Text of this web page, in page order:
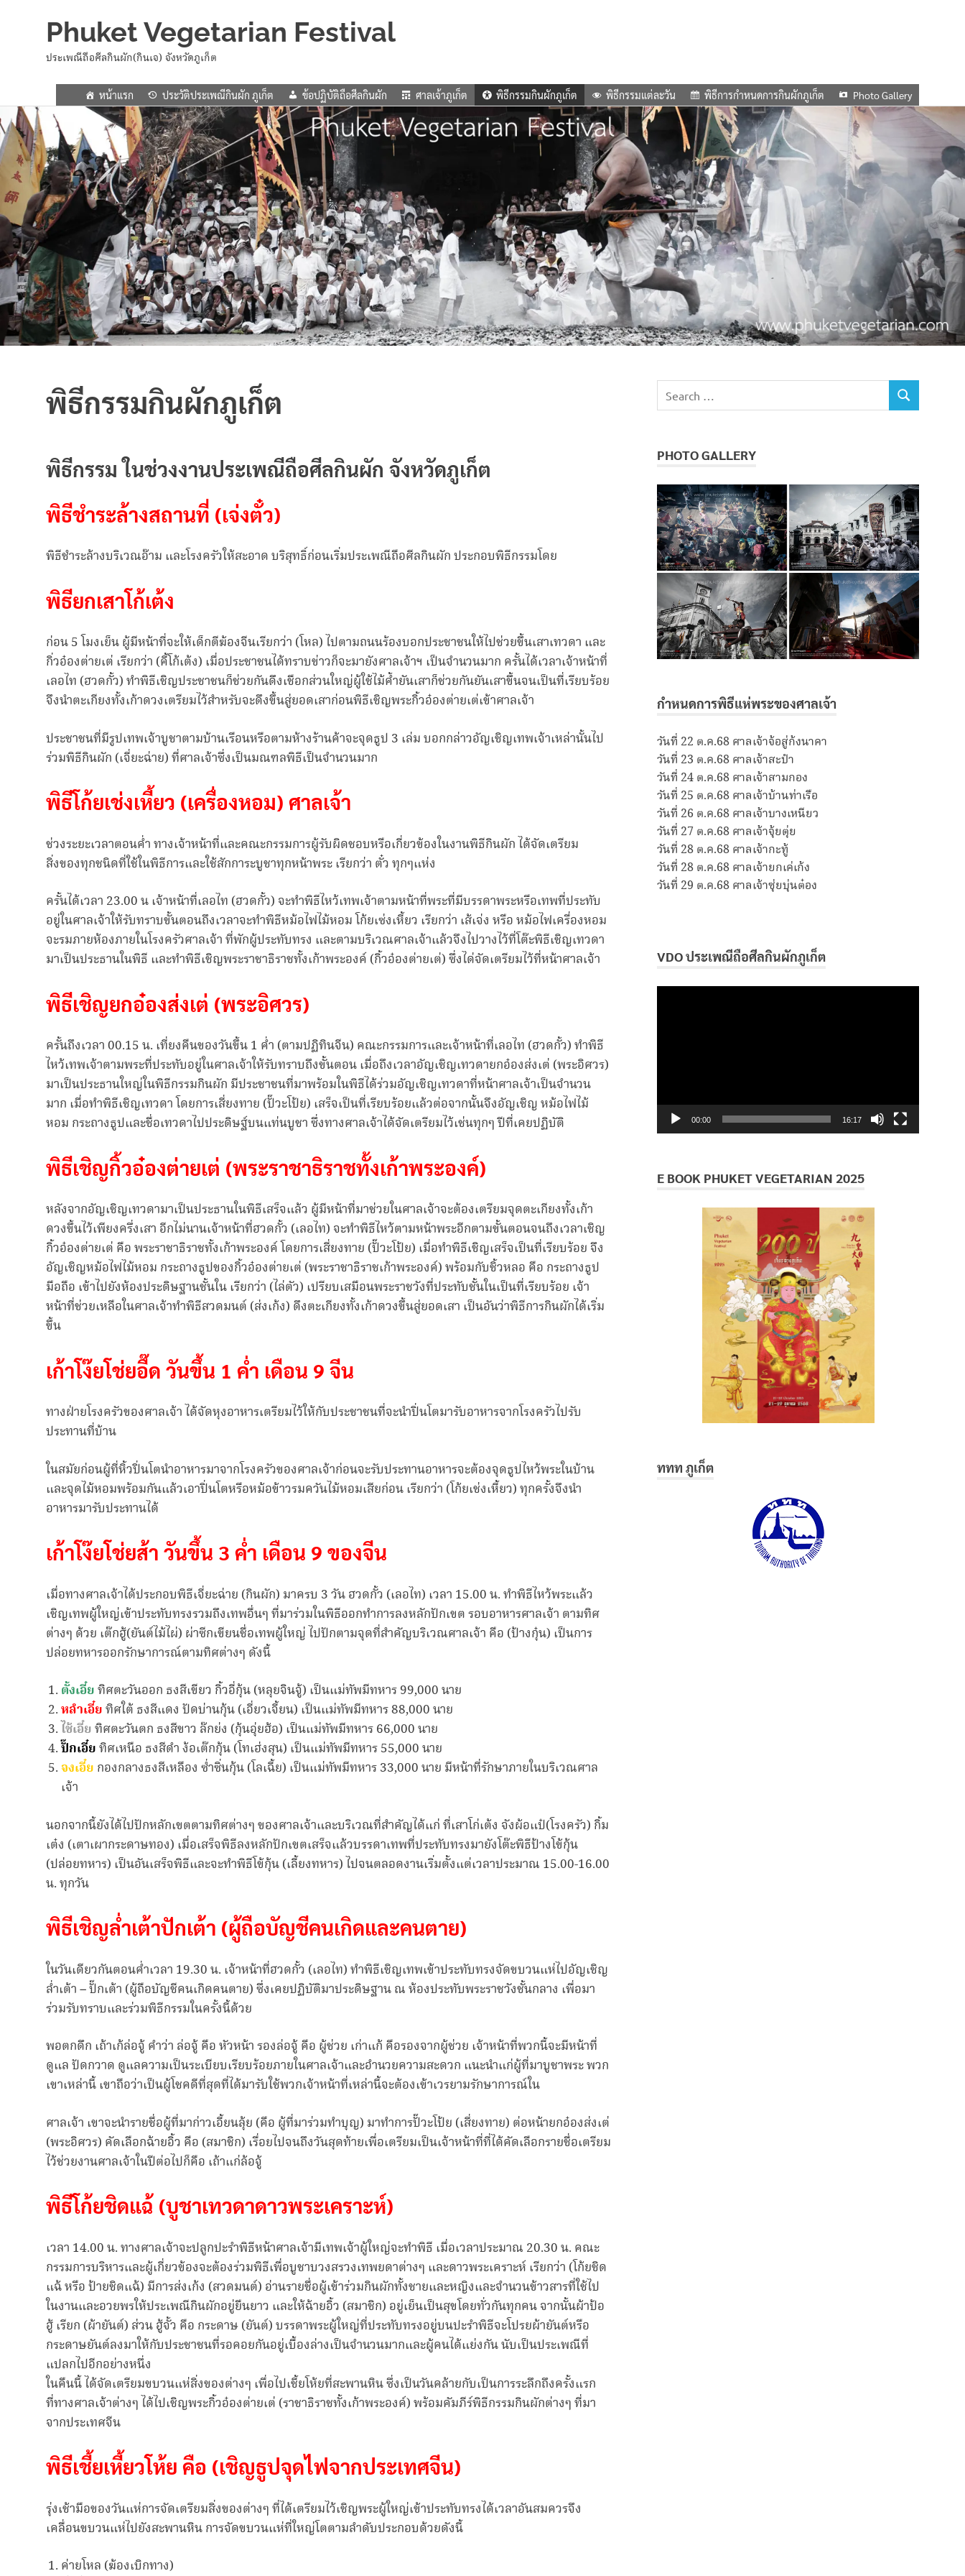
Skip
to
content
Phuket Vegetarian Festival
ประเพณีถือศีลกินผัก(กินเจ) จังหวัดภูเก็ต
หน้าแรก ประวัติประเพณีกินผัก ภูเก็ต ข้อปฏิบัติถือศีลกินผัก ศาลเจ้าภูเก็ต พิธีกรรมกินผักภูเก็ต พิธีกรรมแต่ละวัน พิธีการกำหนดการกินผักภูเก็ต Photo Gallery
พิธีกรรมกินผักภูเก็ต
พิธีกรรม ในช่วงงานประเพณีถือศีลกินผัก จังหวัดภูเก็ต
พิธีชำระล้างสถานที่ (เจ่งตั๋ว)
พิธีชำระล้างบริเวณอ๊าม และโรงครัวให้สะอาด บริสุทธิ์ก่อนเริ่มประเพณีถือศีลกินผัก ประกอบพิธีกรรมโดย
พิธียกเสาโก้เต้ง
ก่อน 5 โมงเย็น ผู้มีหน้าที่จะให้เด็กตีฆ้องจีนเรียกว่า (โหล) ไปตามถนนร้องบอกประชาชนให้ไปช่วยขึ้นเสาเทวดา และ
กิ่วอ๋องต่ายเต่ เรียกว่า (คี้โก้เต้ง) เมื่อประชาชนได้ทราบข่าวก็จะมายังศาลเจ้าฯ เป็นจำนวนมาก ครั้นได้เวลาเจ้าหน้าที่
เลอไท (ฮวดกั้ว) ทำพิธีเชิญประชาชนก็ช่วยกันดึงเชือกส่วนใหญ่ผู้ใช้ไม้ค้ำยันเสาก็ช่วยกันยันเสาขึ้นจนเป็นที่เรียบร้อย
จึงนำตะเกียงทั้งเก้าดวงเตรียมไว้สำหรับจะดึงขึ้นสู่ยอดเสาก่อนพิธีเชิญพระกิ้วอ๋องต่ายเต่เข้าศาลเจ้า
ประชาชนที่มีรูปเทพเจ้าบูชาตามบ้านเรือนหรือตามห้างร้านค้าจะจุดธูป 3 เล่ม บอกกล่าวอัญเชิญเทพเจ้าเหล่านั้นไป
ร่วมพิธีกินผัก (เจี่ยะฉ่าย) ที่ศาลเจ้าซึ่งเป็นมณฑลพิธีเป็นจำนวนมาก
พิธีโก้ยเช่งเหี้ยว (เครื่องหอม) ศาลเจ้า
ช่วงระยะเวลาตอนค่ำ ทางเจ้าหน้าที่และคณะกรรมการผู้รับผิดชอบหรือเกี่ยวข้องในงานพิธีกินผัก ได้จัดเตรียม
สิ่งของทุกชนิดที่ใช้ในพิธีการและใช้สักการะบูชาทุกหน้าพระ เรียกว่า ตั๋ว ทุกๆแห่ง
ครั้นได้เวลา 23.00 น เจ้าหน้าที่เลอไท (ฮวดกั้ว) จะทำพิธีไหว้เทพเจ้าตามหน้าที่พระที่มีบรรดาพระหรือเทพที่ประทับ
อยู่ในศาลเจ้าให้รับทราบขั้นตอนถึงเวลาจะทำพิธีหม้อไฟไม้หอม โก้ยเซ่งเหี้ยว เรียกว่า เส้เจ่ง หรือ หม้อไฟเครื่องหอม
จะรมภายห้องภายในโรงครัวศาลเจ้า ที่พักผู้ประทับทรง และตามบริเวณศาลเจ้าแล้วจึงไปวางไว้ที่โต๊ะพิธีเชิญเทวดา
มาเป็นประธานในพิธี และทำพิธีเชิญพระราชาธิราชทั้งเก้าพระองค์ (กิ้วอ๋องต่ายเต่) ซึ่งได่จัดเตรียมไว้ที่หน้าศาลเจ้า
พิธีเชิญยกอ๋องส่งเต่ (พระอิศวร)
ครั้นถึงเวลา 00.15 น. เที่ยงคืนของวันขึ้น 1 ค่ำ (ตามปฏิทินจีน) คณะกรรมการและเจ้าหน้าที่เลอไท (ฮวดกั้ว) ทำพิธี
ไหว้เทพเจ้าตามพระที่ประทับอยู่ในศาลเจ้าให้รับทราบถึงขั้นตอน เมื่อถึงเวลาอัญเชิญเทวดายกอ๋องส่งเต่ (พระอิศวร)
มาเป็นประธานใหญ่ในพิธีกรรมกินผัก มีประชาชนที่มาพร้อมในพิธีได้ร่วมอัญเชิญเทวดาที่หน้าศาลเจ้าเป็นจำนวน
มาก เมื่อทำพิธีเชิญเทวดา โดยการเสี่ยงทาย (ปั๊วะโป้ย) เสร็จเป็นที่เรียบร้อยแล้วต่อจากนั้นจึงอัญเชิญ หม้อไฟไม้
หอม กระถางธูปและชื่อเทวดาไปประดิษฐ์บนแท่นบูชา ซึ่งทางศาลเจ้าได้จัดเตรียมไว้เช่นทุกๆ ปีที่เคยปฏิบัติ
พิธีเชิญกิ้วอ๋องต่ายเต่ (พระราชาธิราชทั้งเก้าพระองค์)
หลังจากอัญเชิญเทวดามาเป็นประธานในพิธีเสร็จแล้ว ผู้มีหน้าที่มาช่วยในศาลเจ้าจะต้องเตรียมจุดตะเกียงทั้งเก้า
ดวงขึ้นไว้เพียงครึ่งเสา อีกไม่นานเจ้าหน้าที่ฮวดกั้ว (เลอไท) จะทำพิธีไหว้ตามหน้าพระอีกตามขั้นตอนจนถึงเวลาเชิญ
กิ้วอ๋องต่ายเต่ คือ พระราชาธิราชทั้งเก้าพระองค์ โดยการเสี่ยงทาย (ปั๊วะโป้ย) เมื่อทำพิธีเชิญเสร็จเป็นที่เรียบร้อย จึง
อัญเชิญหม้อไฟไม้หอม กระถางธูปของกิ้วอ๋องต่ายเต่ (พระราชาธิราชเก้าพระองค์) พร้อมกับชิ้วหลอ คือ กระถางธูป
มือถือ เข้าไปยังห้องประดิษฐานชั้นใน เรียกว่า (ไล่ตัว) เปรียบเสมือนพระราชวังที่ประทับชั้นในเป็นที่เรียบร้อย เจ้า
หน้าที่ช่วยเหลือในศาลเจ้าทำพิธีสวดมนต์ (ส่งเก้ง) ดึงตะเกียงทั้งเก้าดวงขึ้นสู่ยอดเสา เป็นอันว่าพิธีการกินผักได้เริ่ม
ขึ้น
เก้าโง๊ยโช่ยอื๊ด วันขึ้น 1 ค่ำ เดือน 9 จีน
ทางฝ่ายโรงครัวของศาลเจ้า ได้จัดหุงอาหารเตรียมไว้ให้กับประชาชนที่จะนำปิ่นโตมารับอาหารจากโรงครัวไปรับ
ประทานที่บ้าน
ในสมัยก่อนผู้ที่หิ้วปิ่นโตนำอาหารมาจากโรงครัวของศาลเจ้าก่อนจะรับประทานอาหารจะต้องจุดธูปไหว้พระในบ้าน
และจุดไม้หอมพร้อมกันแล้วเอาปิ่นโตหรือหม้อข้าวรมควันไม้หอมเสียก่อน เรียกว่า (โก้ยเช่งเหี้ยว) ทุกครั้งจึงนำ
อาหารมารับประทานได้
เก้าโง๊ยโช่ยส้า วันขึ้น 3 ค่ำ เดือน 9 ของจีน
เมื่อทางศาลเจ้าได้ประกอบพิธีเจี่ยะฉ่าย (กินผัก) มาครบ 3 วัน ฮวดกั้ว (เลอไท) เวลา 15.00 น. ทำพิธีไหว้พระแล้ว
เชิญเทพผู้ใหญ่เข้าประทับทรงรวมถึงเทพอื่นๆ ที่มาร่วมในพิธีออกทำการลงหลักปักเขต รอบอาหารศาลเจ้า ตามทิศ
ต่างๆ ด้วย เต๊กฮู้(ยันต์ไม้ไผ่) ผ่าซีกเขียนชื่อเทพผู้ใหญ่ ไปปักตามจุดที่สำคัญบริเวณศาลเจ้า คือ (ป้างกุ๋น) เป็นการ
ปล่อยทหารออกรักษาการณ์ตามทิศต่างๆ ดังนี้
ตั้งเอี๋ยทิศตะวันออก ธงสีเขียว กิ้วอี่กุ้น (หลุยจินจู้) เป็นแม่ทัพมีทหาร 99,000 นาย
หลำเอี๋ยทิศใต้ ธงสีแดง ปัดบ่านกุ้น (เอี่ยวเจี้ยน) เป็นแม่ทัพมีทหาร 88,000 นาย
ไช้เอี๋ยทิศตะวันตก ธงสีขาว ล๊กย่ง (กุ้นอุ่ยฮ้อ) เป็นแม่ทัพมีทหาร 66,000 นาย
ปั๊กเอี๋ยทิศเหนือ ธงสีดำ ง้อเต๊กกุ้น (โทเฮ่งสุน) เป็นแม่ทัพมีทหาร 55,000 นาย
จงเอี๋ย กองกลางธงสีเหลือง ซ่ำซิ่นกุ้น (โลเฉี้ย) เป็นแม่ทัพมีทหาร 33,000 นาย มีหน้าที่รักษาภายในบริเวณศาล
เจ้า
นอกจากนี้ยังได้ไปปักหลักเขตตามทิศต่างๆ ของศาลเจ้าและบริเวณที่สำคัญได้แก่ ที่เสาโก่เต้ง จังผ้อแป๋(โรงครัว) กิ้ม
เต๋ง (เตาเผากระดาษทอง) เมื่อเสร็จพิธีลงหลักปักเขตเสร็จแล้วบรรดาเทพที่ประทับทรงมายังโต๊ะพิธีป้างโข้กุ้น
(ปล่อยทหาร) เป็นอันเสร็จพิธีและจะทำพิธีโข้กุ้น (เลี้ยงทหาร) ไปจนตลอดงานเริ่มตั้งแต่เวลาประมาณ 15.00-16.00
น. ทุกวัน
พิธีเชิญล่ำเต้าปักเต้า (ผู้ถือบัญชีคนเกิดและคนตาย)
ในวันเดียวกันตอนค่ำเวลา 19.30 น. เจ้าหน้าที่ฮวดกั้ว (เลอไท) ทำพิธีเชิญเทพเข้าประทับทรงจัดขบวนแห่ไปอัญเชิญ
ล่ำเต้า – ปั๊กเต้า (ผู้ถือบัญชีคนเกิดคนตาย) ซึ่งเคยปฏิบัติมาประดิษฐาน ณ ห้องประทับพระราชวังชั้นกลาง เพื่อมา
ร่วมรับทราบและร่วมพิธีกรรมในครั้งนี้ด้วย
พอตกดึก เถ้าเก้ล่อจู้ คำว่า ล่อจู้ คือ หัวหน้า รองล่อจู้ คือ ผู้ช่วย เก่าแก้ คือรองจากผู้ช่วย เจ้าหน้าที่พวกนี้จะมีหน้าที่
ดูแล ปัดกวาด ดูแลความเป็นระเบียบเรียบร้อยภายในศาลเจ้าและอำนวยความสะดวก แนะนำแก่ผู้ที่มาบูชาพระ พวก
เขาเหล่านี้ เขาถือว่าเป็นผู้โชคดีที่สุดที่ได้มารับใช้พวกเจ้าหน้าที่เหล่านี้จะต้องเข้าเวรยามรักษาการณ์ใน
ศาลเจ้า เขาจะนำรายชื่อผู้ที่มาก่าวเอี้ยนลุ้ย (คือ ผู้ที่มาร่วมทำบุญ) มาทำการปั๊วะโป้ย (เสี่ยงทาย) ต่อหน้ายกอ๋องส่งเต่
(พระอิศวร) คัดเลือกฉ้ายอิ้ว คือ (สมาชิก) เรื่อยไปจนถึงวันสุดท้ายเพื่อเตรียมเป็นเจ้าหน้าที่ที่ได้คัดเลือกรายชื่อเตรียม
ไว้ช่วยงานศาลเจ้าในปีต่อไปก็คือ เถ้าแก่ล้อจู้
พิธีโก้ยชิดแฉ้ (บูชาเทวดาดาวพระเคราะห์)
เวลา 14.00 น. ทางศาลเจ้าจะปลูกปะรำพิธีหน้าศาลเจ้ามีเทพเจ้าผู้ใหญ่จะทำพิธี เมื่อเวลาประมาณ 20.30 น. คณะ
กรรมการบริหารและผู้เกี่ยวข้องจะต้องร่วมพิธีเพื่อบูชาบวงสรวงเทพยดาต่างๆ และดาวพระเคราะห์ เรียกว่า (โก้ยชิด
แฉ้ หรือ ป้ายชิดแฉ้) มีการส่งเก้ง (สวดมนต์) อ่านรายชื่อผู้เข้าร่วมกินผักทั้งชายและหญิงและจำนวนข้าวสารที่ใช้ไป
ในงานและอวยพรให้ประเพณีกินผักอยู่ยืนยาว และให้ฉ้ายอิ้ว (สมาชิก) อยู่เย็นเป็นสุขโดยทั่วกันทุกคน จากนั้นผ้าป้อ
ฮู้ เรียก (ผ้ายันต์) ส่วน ฮู้จั้ว คือ กระดาษ (ยันต์) บรรดาพระผู้ใหญ่ที่ประทับทรงอยู่บนปะรำพิธีจะโปรยผ้ายันต์หรือ
กระดาษยันต์ลงมาให้กับประชาชนที่รอคอยกันอยู่เบื้องล่างเป็นจำนวนมากและผู้คนได้แย่งกัน นับเป็นประเพณีที่
แปลกไปอีกอย่างหนึ่ง
ในคืนนี้ ได้จัดเตรียมขบวนแห่สิ่งของต่างๆ เพื่อไปเชี้ยโห้ยที่สะพานหิน ซึ่งเป็นวันคล้ายกับเป็นการระลึกถึงครั้งแรก
ที่ทางศาลเจ้าต่างๆ ได้ไปเชิญพระกิ้วอ๋องต่ายเต่ (ราชาธิราชทั้งเก้าพระองค์) พร้อมคัมภีร์พิธีกรรมกินผักต่างๆ ที่มา
จากประเทศจีน
พิธีเชี้ยเหี้ยวโห้ย คือ (เชิญธูปจุดไฟจากประเทศจีน)
รุ่งเช้ามือของวันแห่การจัดเตรียมสิ่งของต่างๆ ที่ได้เตรียมไว้เชิญพระผู้ใหญ่เข้าประทับทรงได้เวลาอันสมควรจึง
เคลื่อนขบวนแห่ไปยังสะพานหิน การจัดขบวนแห่ที่ใหญ่โตตามลำดับประกอบด้วยดังนี้
ค่ายโหล (ฆ้องเบิกทาง)
for:
SEARCH
PHOTO GALLERY
กำหนดการพิธีแห่พระของศาลเจ้า
วันที่ 22 ต.ค.68 ศาลเจ้าจ้อสู่ก้งนาคา
วันที่ 23 ต.ค.68 ศาลเจ้าสะปำ
วันที่ 24 ต.ค.68 ศาลเจ้าสามกอง
วันที่ 25 ต.ค.68 ศาลเจ้าบ้านท่าเรือ
วันที่ 26 ต.ค.68 ศาลเจ้าบางเหนียว
วันที่ 27 ต.ค.68 ศาลเจ้าจุ้ยตุ่ย
วันที่ 28 ต.ค.68 ศาลเจ้ากะทู้
วันที่ 28 ต.ค.68 ศาลเจ้ายกเค่เก้ง
วันที่ 29 ต.ค.68 ศาลเจ้าซุ่ยบุ่นต๋อง
VDO ประเพณีถือศีลกินผักภูเก็ต
00:00 16:17
E BOOK PHUKET VEGETARIAN 2025
ททท ภูเก็ต